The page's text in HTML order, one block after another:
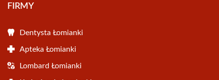
FIRMY
Dentysta Łomianki
Apteka Łomianki
Lombard Łomianki